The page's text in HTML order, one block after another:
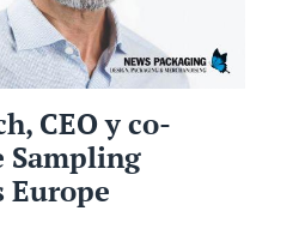
CEO y co-
Sampling